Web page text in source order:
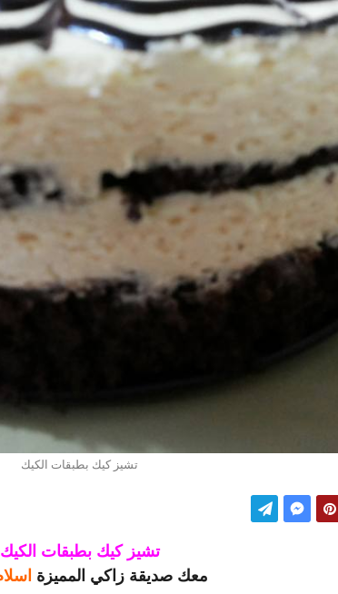
تشيز كيك بطبقات الكيك
تشيز كيك بطبقات الكيك
معك صديقة زاكي المميزة